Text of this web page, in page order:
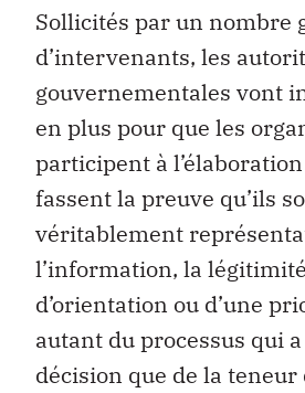
Sollicités par un nombre
d’intervenants, les
gouvernementales vont
en plus pour que les
participent à
fassent la preuve qu’ils
véritablement
l’information, la
d’orientation ou d’une
autant du processus qui
décision que de la teneur